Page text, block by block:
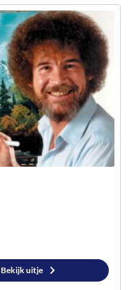
Bekijk uitje